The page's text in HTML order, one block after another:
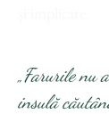
„Farurile nu
insulă